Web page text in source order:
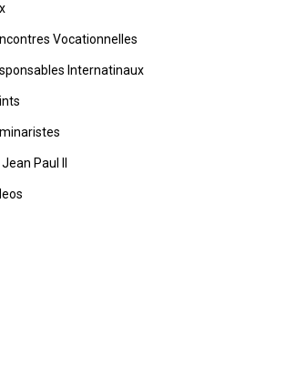
Vocationnelles
Internatinaux
Paul II